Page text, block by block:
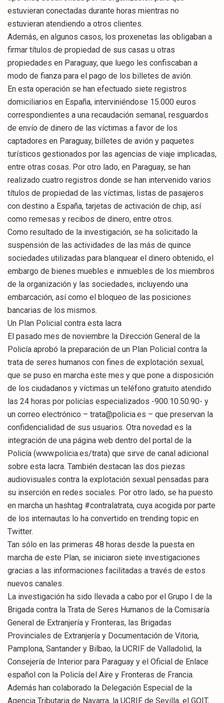
estuvieran conectadas durante horas mientras no
estuvieran atendiendo a otros clientes.
Además, en algunos casos, los proxenetas las obligaban a
firmar títulos de propiedad de sus casas u otras
propiedades en Paraguay, que luego les confiscaban a
modo de fianza para el pago de los billetes de avión.
En esta operación se han efectuado siete registros
domiciliarios en España, interviniéndose 15.000 euros
correspondientes a una recaudación semanal, resguardos
de envío de dinero de las víctimas a favor de los
captadores en Paraguay, billetes de avión y paquetes
turísticos gestionados por las agencias de viaje implicadas,
entre otras cosas. Por otro lado, en Paraguay, se han
realizado cuatro registros donde se han intervenido varios
títulos de propiedad de las víctimas, listas de pasajeros
con destino a España, tarjetas de activación de chip, así
como remesas y recibos de dinero, entre otros.
Como resultado de la investigación, se ha solicitado la
suspensión de las actividades de las más de quince
sociedades utilizadas para blanquear el dinero obtenido, el
embargo de bienes muebles e inmuebles de los miembros
de la organización y las sociedades, incluyendo una
embarcación, así como el bloqueo de las posiciones
bancarias de los mismos.
Un Plan Policial contra esta lacra
El pasado mes de noviembre la Dirección General de la
Policía aprobó la preparación de un Plan Policial contra la
trata de seres humanos con fines de explotación sexual,
que se puso en marcha este mes y que pone a disposición
de los ciudadanos y víctimas un teléfono gratuito atendido
las 24 horas por policías especializados -900.10.50.90- y
un correo electrónico – trata@policia.es – que preservan la
confidencialidad de sus usuarios. Otra novedad es la
integración de una página web dentro del portal de la
Policía (www.policia.es/trata) que sirve de canal adicional
sobre esta lacra. También destacan las dos piezas
audiovisuales contra la explotación sexual pensadas para
su inserción en redes sociales. Por otro lado, se ha puesto
en marcha un hashtag #contralatrata, cuya acogida por parte
de los internautas lo ha convertido en trending topic en
Twitter.
Tan sólo en las primeras 48 horas desde la puesta en
marcha de este Plan, se iniciaron siete investigaciones
gracias a las informaciones facilitadas a través de estos
nuevos canales.
La investigación ha sido llevada a cabo por el Grupo I de la
Brigada contra la Trata de Seres Humanos de la Comisaría
General de Extranjería y Fronteras, las Brigadas
Provinciales de Extranjería y Documentación de Vitoria,
Pamplona, Santander y Bilbao, la UCRIF de Valladolid, la
Consejería de Interior para Paraguay y el Oficial de Enlace
español con la Policía del Aire y Fronteras de Francia.
Además han colaborado la Delegación Especial de la
Agencia Tributaria de Navarra, la UCRIF de Sevilla, el GOIT,